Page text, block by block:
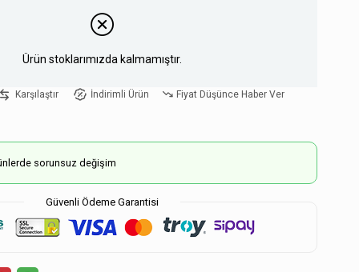
Ürün stoklarımızda kalmamıştır.
Karşılaştır İndirimli Ürün Fiyat Düşünce Haber Ver
sorunsuz değişim
Güvenli Ödeme Garantisi